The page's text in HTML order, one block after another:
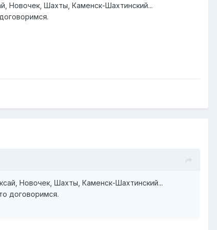
Новочек, Шахты, Каменск-Шахтинский...
Новочек, Шахты, Каменск-Шахтинский...
договоримся.